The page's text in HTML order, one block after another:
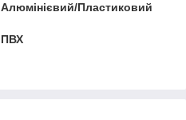
Алюмінієвий/Пластиковий
ПВХ